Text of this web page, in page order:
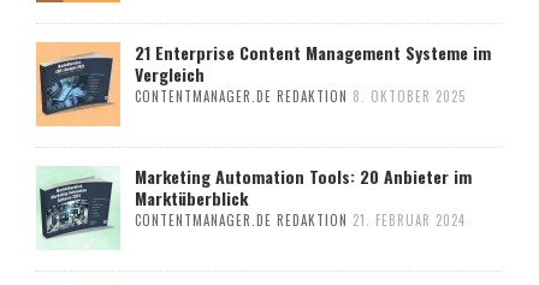
21 Enterprise Content Management Systeme im
Vergleich
CONTENTMANAGER.DE REDAKTION 8. OKTOBER 2025
Marketing Automation Tools: 20 Anbieter im
Marktüberblick
CONTENTMANAGER.DE REDAKTION 21. FEBRUAR 2024